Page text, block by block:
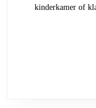
kinderkamer of